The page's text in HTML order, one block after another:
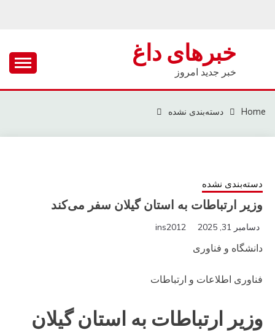
خبرهای داغ
خبر جدید امروز
Home دسته‌بندی نشده
دسته‌بندی نشده
وزیر ارتباطات به استان گیلان سفر می‌کند
دسامبر 31, 2025 ins2012
دانشگاه و فناوری
فناوری اطلاعات و ارتباطات
وزیر ارتباطات به استان گیلان